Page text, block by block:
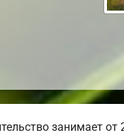
занимает от